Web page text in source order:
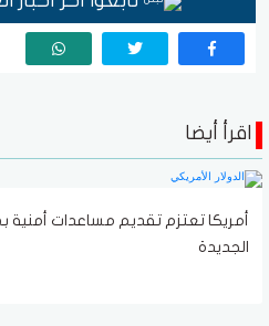
اقرأ أيضا
أمريكا تعتزم تقديم مساعدات أمنية
الجديدة